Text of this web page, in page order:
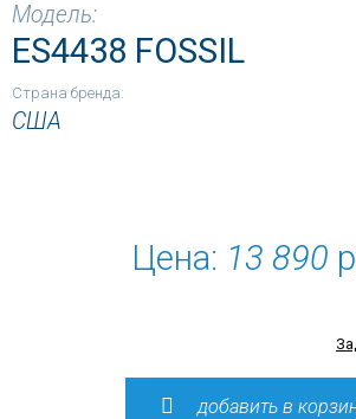
Модель:
ES4438 FOSSIL
Страна бренда:
США
Цена: 13 890
добавить в